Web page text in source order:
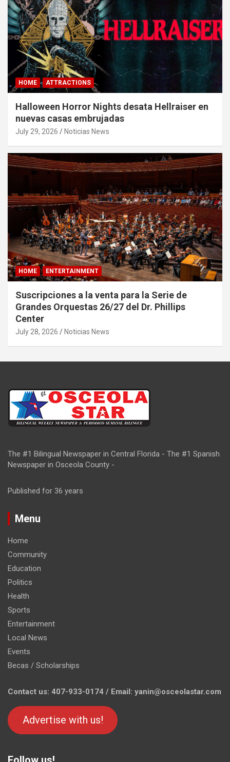
HOME ATTRACTIONS
Halloween Horror Nights desata Hellraiser en
nuevas casas embrujadas
July 29, 2026 Noticias News
HOME ENTERTAINMENT
Suscripciones a la venta para la Serie de
Grandes Orquestas 26/27 del Dr. Phillips
Center
July 28, 2026 Noticias News
The #1 Bilingual Newspaper in Central Florida - The #1 Spanish
Newspaper in Osceola County -
Published for 36 years
Menu
Home
Community
Education
Politics
Health
Sports
Entertainment
Local News
Events
Becas / Scholarships
Contact us: 407-933-0174 / Email: yanin@osceolastar.com
Advertise with us!